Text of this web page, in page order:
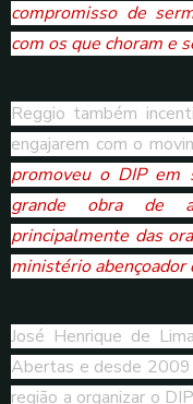
compromisso de
com os que choram e
Reggio também
engajarem com o
promoveu o DIP em
grande obra de
principalmente das
ministério abençoador
José Henrique de
Abertas e desde 2009
região a organizar o